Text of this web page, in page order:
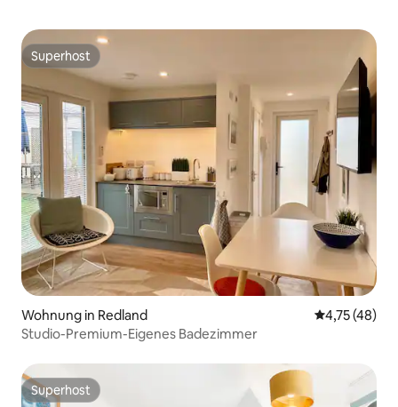
Superhost
Superhost
Wohnung in Redland
4,75 (48)
Studio-Premium-Eigenes Badezimmer
Superhost
Superhost